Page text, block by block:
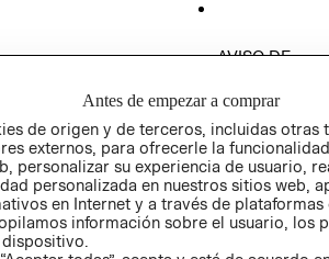
AVISO DE
GIFT CARD
AVISO DE
Antes de empezar a comprar
de origen y de terceros, incluidas otras
externos, para ofrecerle la
personalizar su experiencia de usuario,
personalizada en nuestros sitios web,
en Internet y a través de plataformas
información sobre el usuario, los